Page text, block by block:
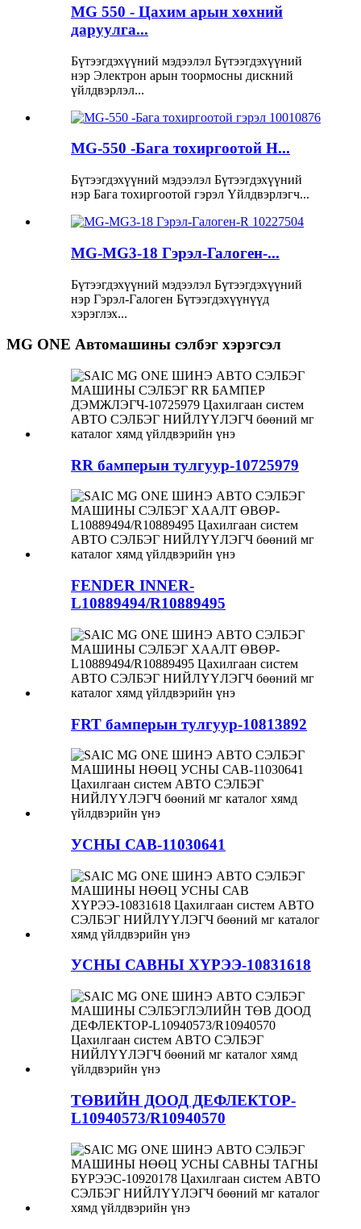
MG 550 - Цахим арын хөхний
даруулга...
Бүтээгдэхүүний мэдээлэл Бүтээгдэхүүний
нэр Электрон арын тоормосны дискний
үйлдвэрлэл...
MG-550 -Бага тохиргоотой H...
Бүтээгдэхүүний мэдээлэл Бүтээгдэхүүний
нэр Бага тохиргоотой гэрэл Үйлдвэрлэгч...
MG-MG3-18 Гэрэл-Галоген-...
Бүтээгдэхүүний мэдээлэл Бүтээгдэхүүний
нэр Гэрэл-Галоген Бүтээгдэхүүнүүд
хэрэглэх...
MG ONE Автомашины сэлбэг хэрэгсэл
RR бамперын тулгуур-10725979
FENDER INNER-
L10889494/R10889495
FRT бамперын тулгуур-10813892
УСНЫ САВ-11030641
УСНЫ САВНЫ ХҮРЭЭ-10831618
ТӨВИЙН ДООД ДЕФЛЕКТОР-
L10940573/R10940570